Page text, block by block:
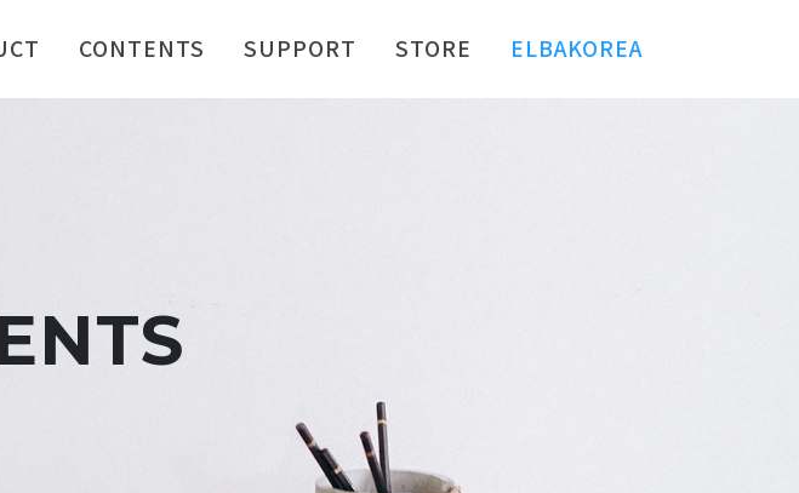
CONTENTS SUPPORT STORE ELBAKOREA